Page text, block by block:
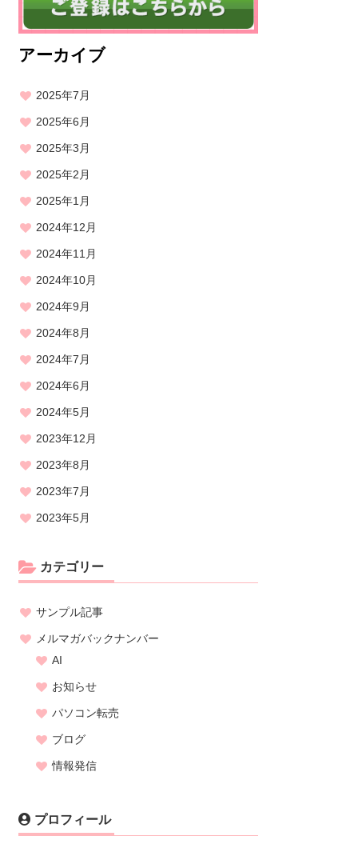
アーカイブ
2025年7月
2025年6月
2025年3月
2025年2月
2025年1月
2024年12月
2024年11月
2024年10月
2024年9月
2024年8月
2024年7月
2024年6月
2024年5月
2023年12月
2023年8月
2023年7月
2023年5月
カテゴリー
サンプル記事
メルマガバックナンバー
AI
お知らせ
パソコン転売
ブログ
情報発信
プロフィール